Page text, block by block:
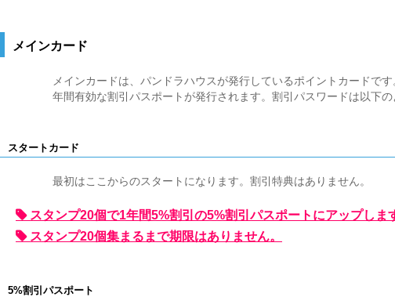
メインカード
メインカードは、パンドラハウスが発行しているポイントカードで
年間有効な割引パスポートが発行されます。割引パスワードは以下
スタートカード
最初はここからのスタートになります。割引特典はありません。
スタンプ20個で1年間5%割引の5%割引パスポートにアップしま
スタンプ20個集まるまで期限はありません。
5%割引パスポート